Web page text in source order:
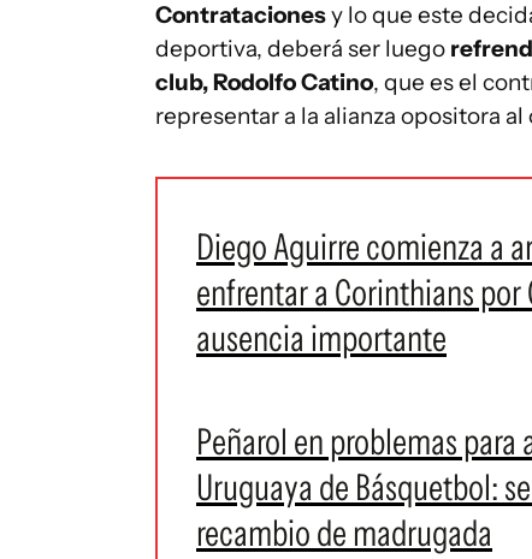
Contratacionesy lo que este
deportiva, deberá ser luego
club, Rodolfo Catino, que es el
representar a la alianza opositora
Diego Aguirre comienza a
enfrentar a Corinthians por
ausencia importante
Peñarol en problemas
Uruguaya de Básquetbol:
recambio de madrugada